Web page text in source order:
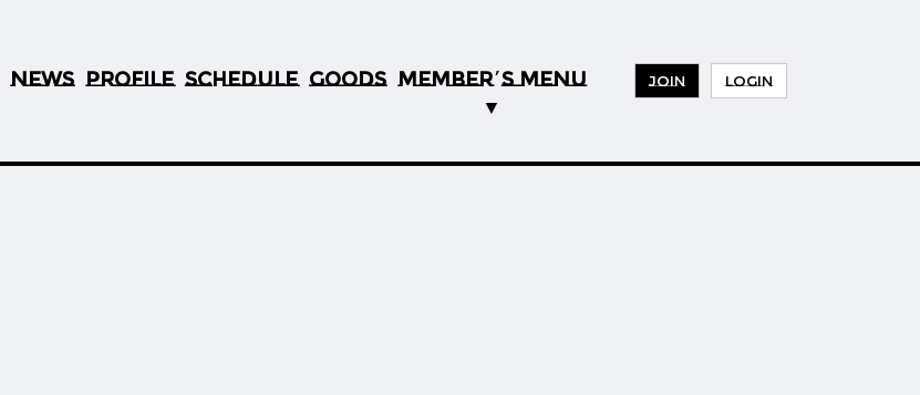
NEWS PROFILE SCHEDULE GOODS MEMBER’S MENU JOIN LOGIN